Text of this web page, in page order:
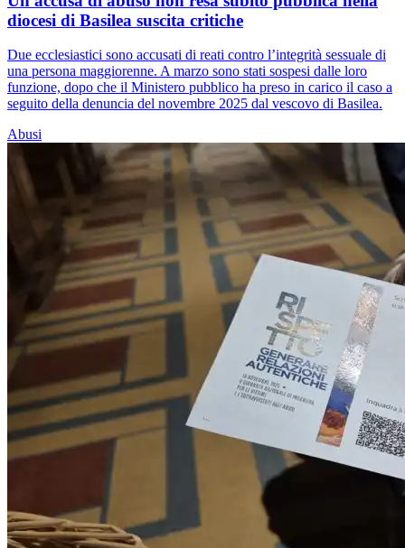
diocesi di Basilea suscita critiche
Due ecclesiastici sono accusati di reati contro l’integrità sessuale di
una persona maggiorenne. A marzo sono stati sospesi dalle loro
funzione, dopo che il Ministero pubblico ha preso in carico il caso a
seguito della denuncia del novembre 2025 dal vescovo di Basilea.
Abusi